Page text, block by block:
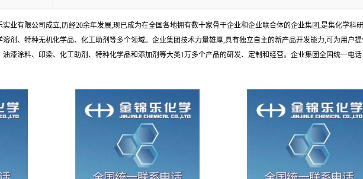
业有限公司成立,历经20余年发展,现已成为在全国各地拥有数十家骨干企业和企业联合体的企业集团,是集化学
剂、特种无机化学品、化工助剂等多个领域。企业集团技术力量雄厚,具有独立自主的新产品开发能力,可为用户
漆涂料、印染、化工助剂、特种化学品和添加剂等大类1万多个产品的研发、定制和经营。企业集团全国统一电话